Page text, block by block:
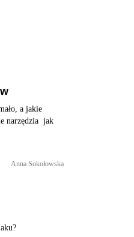
Anna Sokołowska
narzędzia jak